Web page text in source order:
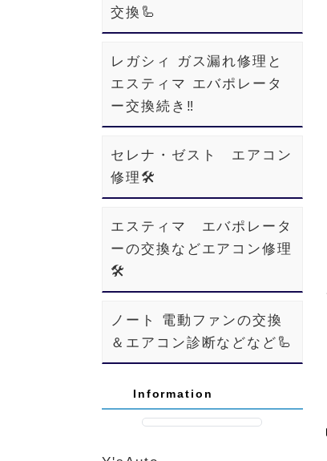
交換🦾
レガシィ ガス漏れ修理と
エスティマ エバポレータ
ー交換続き‼️
セレナ・ゼスト エアコン
修理🛠️
エスティマ エバポレータ
ーの交換などエアコン修理
🛠️
ノート 電動ファンの交換
＆エアコン診断などなど🦾
Information